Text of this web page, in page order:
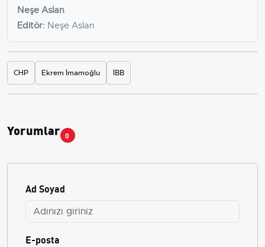
Neşe Aslan
Editör: Neşe Aslan
CHP Ekrem İmamoğlu İBB
Yorumlar 0
Ad Soyad
E-posta